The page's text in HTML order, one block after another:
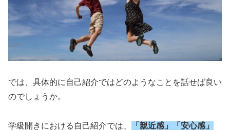
では、具体的に自己紹介ではどのようなことを話せば良い
のでしょうか。
学級開きにおける自己紹介では、
「親近感」「安心感」